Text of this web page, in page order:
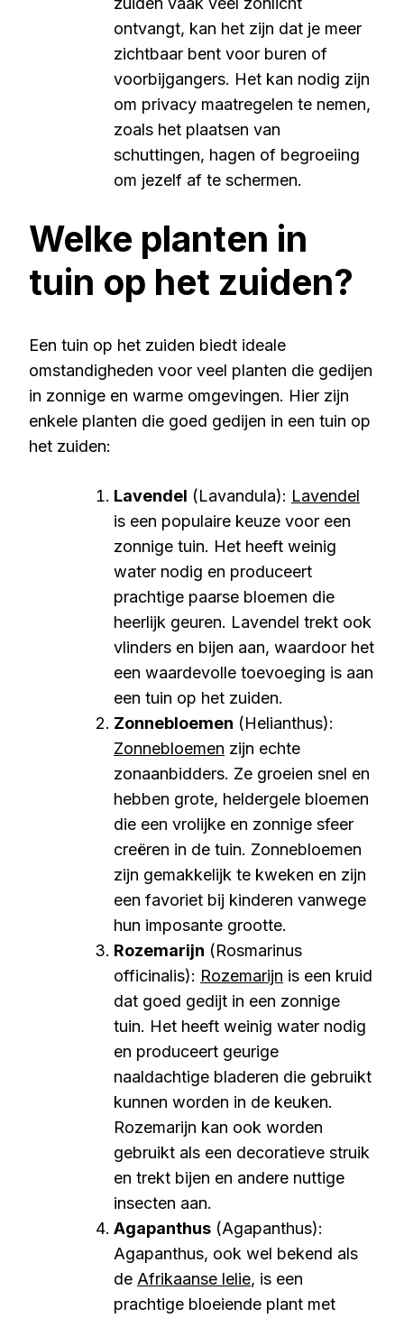
ontvangt, kan het zijn dat je meer
zichtbaar bent voor buren of
voorbijgangers. Het kan nodig zijn
om privacy maatregelen te nemen,
zoals het plaatsen van
schuttingen, hagen of begroeiing
om jezelf af te schermen.
Welke planten in
tuin op het zuiden?
Een tuin op het zuiden biedt ideale
omstandigheden voor veel planten die gedijen
in zonnige en warme omgevingen. Hier zijn
enkele planten die goed gedijen in een tuin op
het zuiden:
Lavendel (Lavandula): Lavendel
is een populaire keuze voor een
zonnige tuin. Het heeft weinig
water nodig en produceert
prachtige paarse bloemen die
heerlijk geuren. Lavendel trekt ook
vlinders en bijen aan, waardoor het
een waardevolle toevoeging is aan
een tuin op het zuiden.
Zonnebloemen (Helianthus):
Zonnebloemen zijn echte
zonaanbidders. Ze groeien snel en
hebben grote, heldergele bloemen
die een vrolijke en zonnige sfeer
creëren in de tuin. Zonnebloemen
zijn gemakkelijk te kweken en zijn
een favoriet bij kinderen vanwege
hun imposante grootte.
Rozemarijn (Rosmarinus
officinalis): Rozemarijn is een kruid
dat goed gedijt in een zonnige
tuin. Het heeft weinig water nodig
en produceert geurige
naaldachtige bladeren die gebruikt
kunnen worden in de keuken.
Rozemarijn kan ook worden
gebruikt als een decoratieve struik
en trekt bijen en andere nuttige
insecten aan.
Agapanthus (Agapanthus):
Agapanthus, ook wel bekend als
de Afrikaanse lelie, is een
prachtige bloeiende plant met